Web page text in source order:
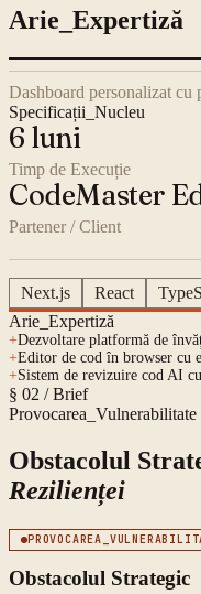
Arie_Expertiză
Dashboard personalizat cu
Specificații_Nucleu
6 luni
Timp de Execuție
CodeMaster
Partener / Client
Next.js React
Arie_Expertiză
+Dezvoltare platformă de
+Editor de cod în browser cu
+Sistem de revizuire cod AI
§ 02 / Brief
Obstacolul
Rezilienței
Obstacolul Strategic